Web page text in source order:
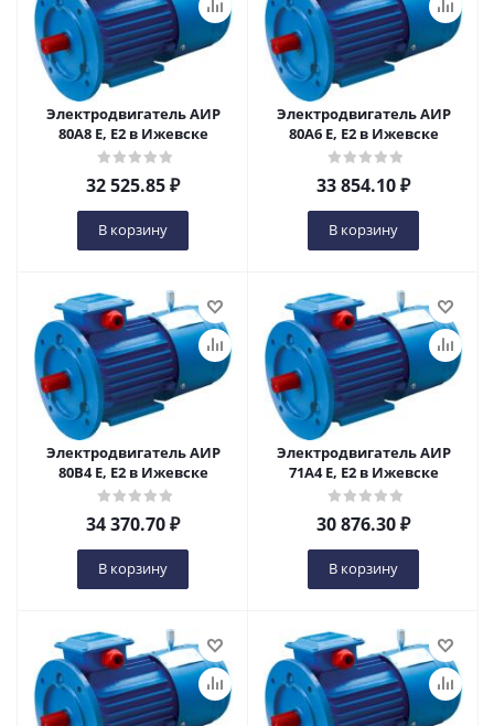
Электродвигатель АИР
80А8 Е, Е2 в Ижевске
32 525.85₽
В корзину
Электродвигатель АИР
80А6 Е, Е2 в Ижевске
33 854.10₽
В корзину
Электродвигатель АИР
80В4 Е, Е2 в Ижевске
34 370.70₽
В корзину
Электродвигатель АИР
71А4 Е, Е2 в Ижевске
30 876.30₽
В корзину